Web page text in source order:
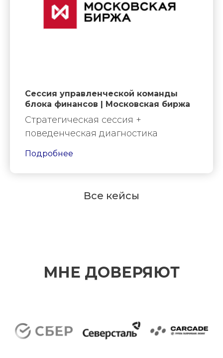
Сессия управленческой команды
блока финансов | Московская биржа
Стратегическая сессия +
поведенческая диагностика
Подробнее
Все кейсы
МНЕ ДОВЕРЯЮТ
КОНТАКТЫ